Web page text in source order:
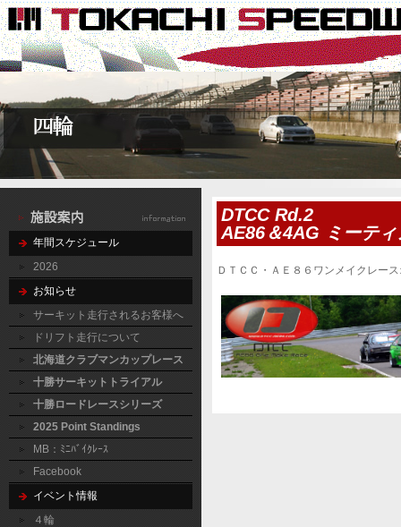
年間スケジュール
2026
お知らせ
サーキット走行されるお客様へ
ドリフト走行について
北海道クラブマンカップレース
十勝サーキットトライアル
十勝ロードレースシリーズ
2025 Point Standings
MB：ﾐﾆﾊﾞｲｸﾚｰｽ
Facebook
イベント情報
４輪
DTCC Rd.2
AE86＆4AG ミーテ
ＤＴＣＣ・ＡＥ８６ワンメイクレー